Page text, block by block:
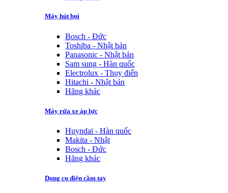
Máy hút bụi
Bosch - Đức
Toshiba - Nhật bản
Panasonic - Nhật bản
Sam sung - Hàn quốc
Electrolux - Thụy điển
Hitachi - Nhật bản
Hãng khác
Máy rửa xe áp lực
Huyndai - Hàn quốc
Makita - Nhật
Bosch - Đức
Hãng khác
Dụng cụ điện cầm tay